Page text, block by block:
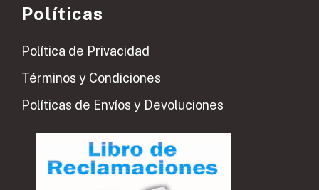
Políticas
Política de Privacidad
Términos y Condiciones
Políticas de Envíos y Devoluciones